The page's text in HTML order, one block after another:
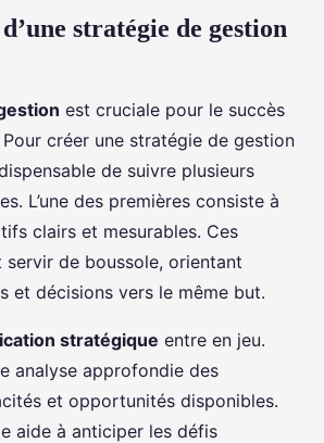
stratégie de gestion
est cruciale pour le succès
Pour créer une stratégie de gestion
de suivre plusieurs
L’une des premières consiste à
clairs et mesurables. Ces
de boussole, orientant
et décisions vers le même but.
stratégique entre en jeu.
analyse approfondie des
et opportunités disponibles.
aide à anticiper les défis